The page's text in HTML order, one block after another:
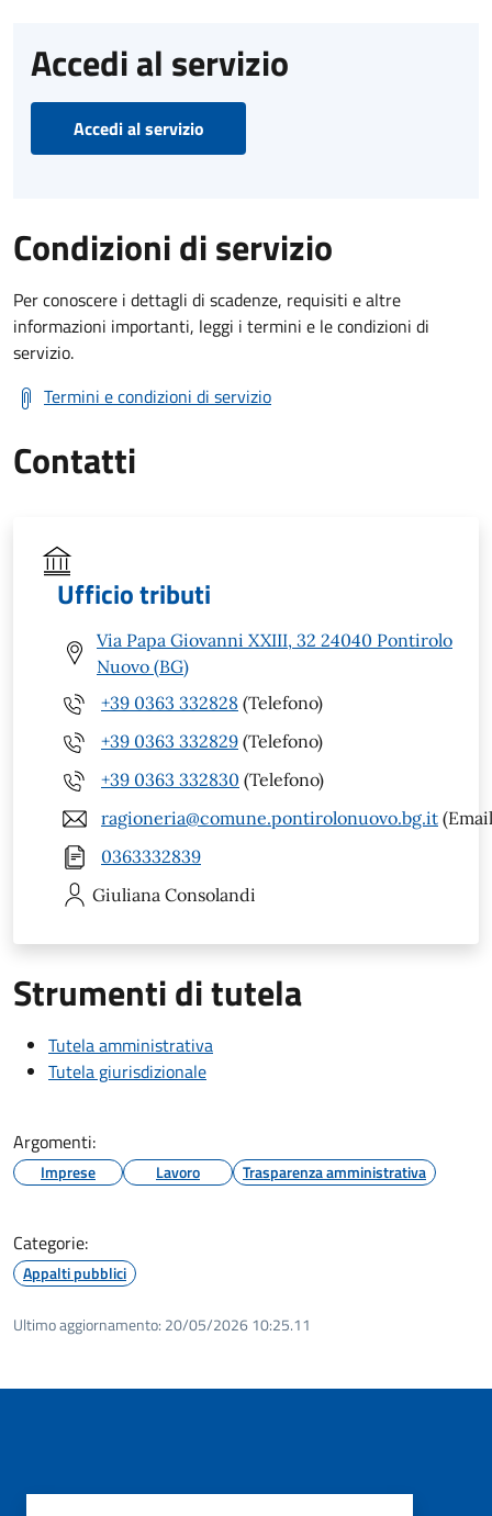
Accedi al servizio
Accedi al servizio
Condizioni di servizio
Per conoscere i dettagli di scadenze, requisiti e altre
informazioni importanti, leggi i termini e le condizioni di
servizio.
Termini e condizioni di servizio
Contatti
Ufficio tributi
Via Papa Giovanni XXIII, 32 24040 Pontirolo
Nuovo (BG)
+39 0363 332828 (Telefono)
+39 0363 332829 (Telefono)
+39 0363 332830 (Telefono)
ragioneria@comune.pontirolonuovo.bg.it
0363332839
Giuliana Consolandi
Strumenti di tutela
Tutela amministrativa
Tutela giurisdizionale
Argomenti:
Imprese Lavoro Trasparenza amministrativa
Categorie:
Appalti pubblici
Ultimo aggiornamento: 20/05/2026 10:25.11